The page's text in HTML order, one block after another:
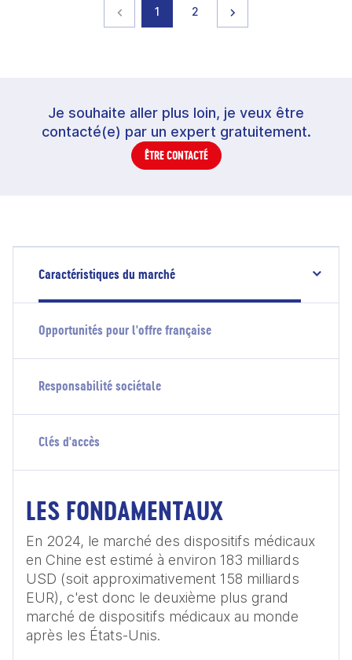
Page précédente
page
1 page
2
Je souhaite aller plus loin, je veux être
contacté(e) par un expert gratuitement.
ÊTRE CONTACTÉ
Caractéristiques du marché
Opportunités pour l'offre française
Responsabilité sociétale
Clés d'accès
LES FONDAMENTAUX
En 2024, le marché des dispositifs médicaux
en Chine est estimé à environ 183 milliards
USD (soit approximativement 158 milliards
EUR), c'est donc le deuxième plus grand
marché de dispositifs médicaux au monde
après les États-Unis.